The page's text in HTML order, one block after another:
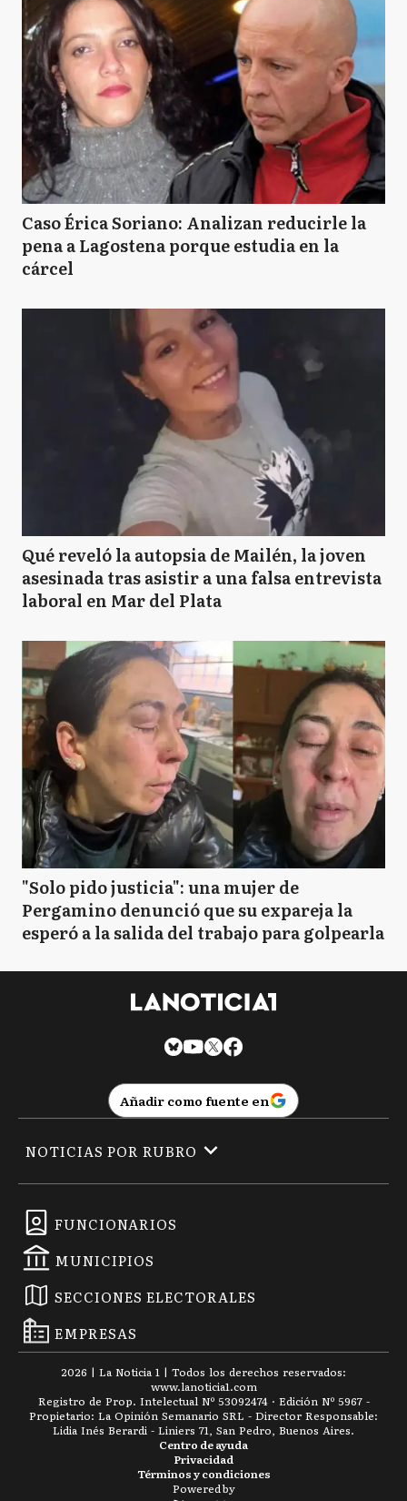
Caso Érica Soriano: Analizan reducirle la
pena a Lagostena porque estudia en la
cárcel
Qué reveló la autopsia de Mailén, la joven
asesinada tras asistir a una falsa entrevista
laboral en Mar del Plata
"Solo pido justicia": una mujer de
Pergamino denunció que su expareja la
esperó a la salida del trabajo para golpearla
Añadir como fuente en
FUNCIONARIOS
MUNICIPIOS
SECCIONES ELECTORALES
EMPRESAS
NOTICIAS POR RUBRO
2026 | La Noticia 1 | Todos los derechos reservados:
www.lanoticia1.com
Registro de Prop. Intelectual Nº 53092474 · Edición Nº 5967 -
Propietario: La Opinión Semanario SRL - Director Responsable:
Lidia Inés Berardi - Liniers 71, San Pedro, Buenos Aires.
Términos y condiciones
Privacidad
Centro de ayuda
Powered by